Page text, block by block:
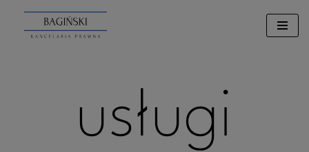
Przejdź
usługi